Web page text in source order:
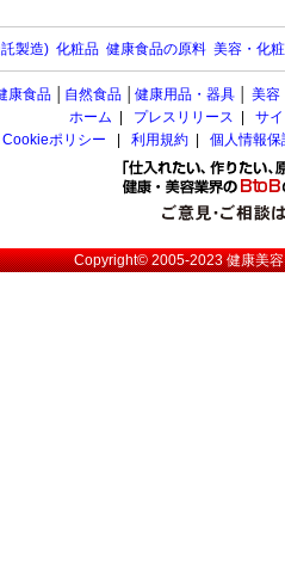
製造) 化粧品 健康食品の原料 美容・化
康食品 自然食品 健康用品・器具 美容
ホーム
プレスリリース
サ
Cookieポリシー
利用規約 個人情報
Copyright© 2005-2023健康美